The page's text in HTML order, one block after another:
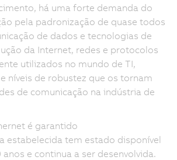
há uma forte demanda do
pela padronização de quase todos
de dados e tecnologias de
da Internet, redes e protocolos
utilizados no mundo de TI,
níveis de robustez que os tornam
de comunicação na indústria de
é garantido
estabelecida tem estado disponível
e continua a ser desenvolvida.